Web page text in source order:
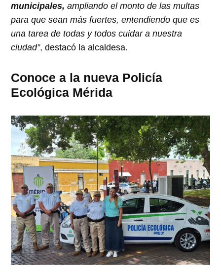
municipales,ampliando el monto de las multas
para que sean más fuertes, entendiendo que es
una tarea de todas y todos cuidar a nuestra
ciudad”, destacó la alcaldesa.
Conoce a la nueva Policía
Ecológica Mérida